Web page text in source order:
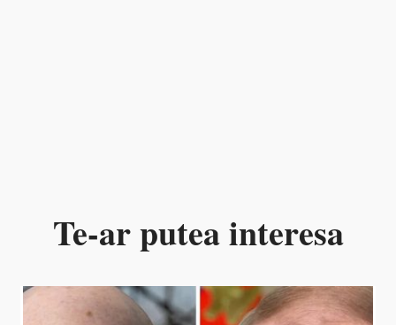
Te-ar putea interesa